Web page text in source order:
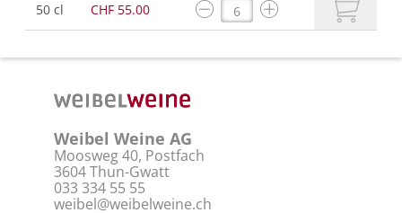
50 cl CHF 55.00
Weibel Weine AG
Moosweg 40, Postfach
3604 Thun-Gwatt
033 334 55 55
weibel@weibelweine.ch